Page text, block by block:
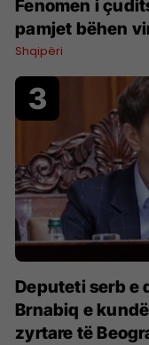
Fenomen i
pamjet bëhen
Shqipëri
Deputeti serb e
Brnabiq e
zyrtare të